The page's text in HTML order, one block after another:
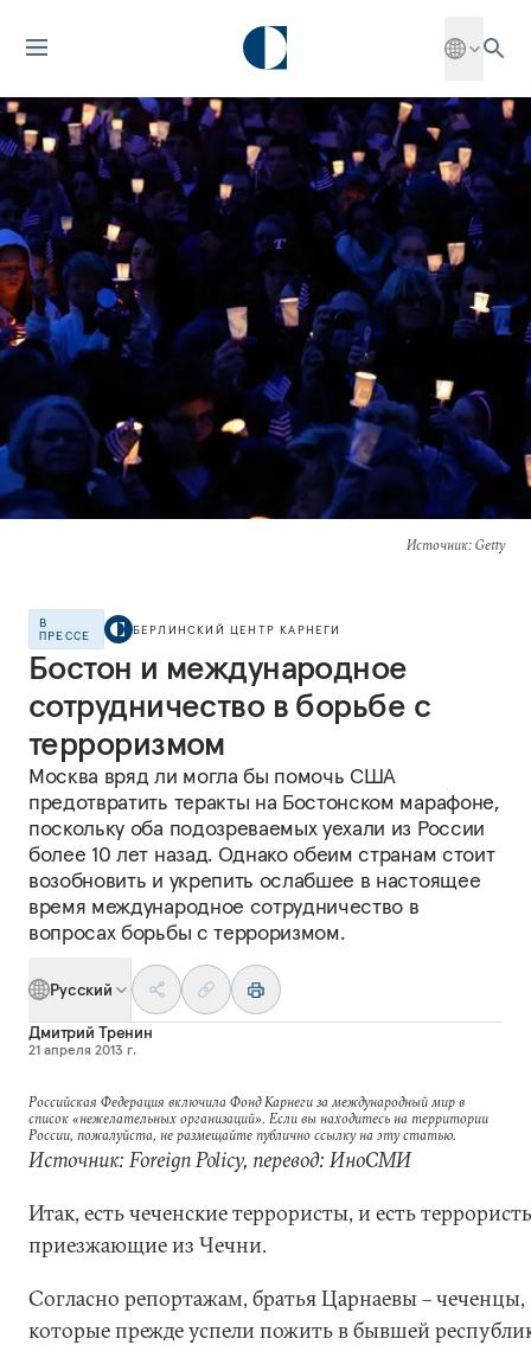
Источник: Getty
В
ПРЕССЕ
БЕРЛИНСКИЙ ЦЕНТР КАРНЕГИ
Бостон и международное
сотрудничество в борьбе с
терроризмом
Москва вряд ли могла бы помочь США
предотвратить теракты на Бостонском марафоне,
поскольку оба подозреваемых уехали из России
более 10 лет назад. Однако обеим странам стоит
возобновить и укрепить ослабшее в настоящее
время международное сотрудничество в
вопросах борьбы с терроризмом.
Русский
Дмитрий Тренин
21 апреля 2013 г.
Российская Федерация включила Фонд Карнеги за международный мир в
список «нежелательных организаций». Если вы находитесь на территории
России, пожалуйста, не размещайте публично ссылку на эту статью.
Источник: Foreign Policy, перевод: ИноСМИ
Итак, есть чеченские террористы, и есть
приезжающие из Чечни.
Согласно репортажам, братья Царнаевы – чеченцы,
которые прежде успели пожить в бывшей